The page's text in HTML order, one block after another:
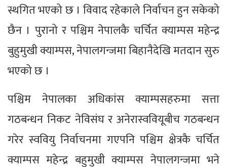
स्थगित भएको छ । विवाद रहेकाले निर्वाचन हुन सकेको
छैन । पुरानो र पश्चिम नेपालकै चर्चित क्याम्पस महेन्द्र
बुहुमुखी क्याम्पस, नेपालगन्जमा बिहानैदेखि मतदान सुरु
भएको छ ।
पश्चिम नेपालका अधिकांस क्याम्पसहरुमा सत्ता
गठबन्धन निकट नेविसंघ र अनेरास्ववियूबीच गठबन्धन
गरेर स्ववियु निर्वाचनमा गएपनि पश्चिम क्षेत्रकै चर्चित
क्याम्पस महेन्द्र बहुमुखी क्याम्पस नेपालगन्जमा भने